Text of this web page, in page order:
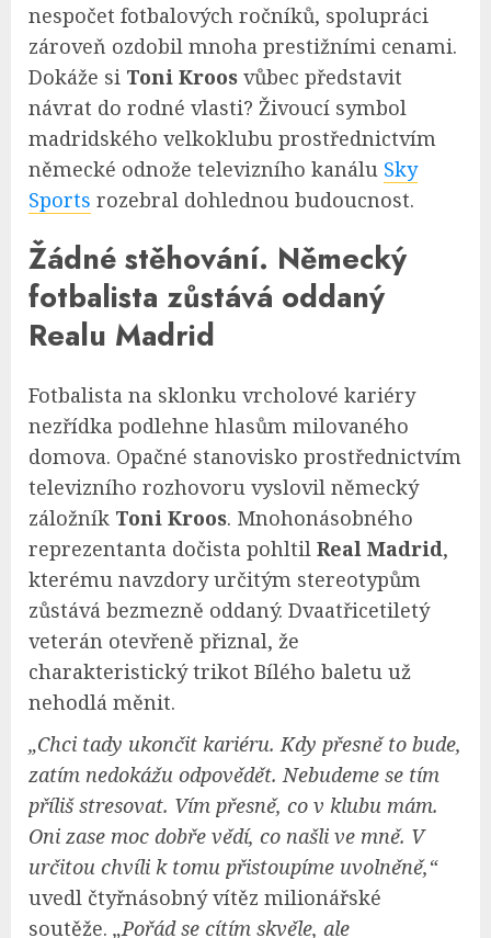
nespočet fotbalových ročníků, spolupráci
zároveň ozdobil mnoha prestižními cenami.
Dokáže si Toni Kroos vůbec představit
návrat do rodné vlasti? Živoucí symbol
madridského velkoklubu prostřednictvím
německé odnože televizního kanálu Sky
Sports rozebral dohlednou budoucnost.
Žádné stěhování. Německý
fotbalista zůstává oddaný
Realu Madrid
Fotbalista na sklonku vrcholové kariéry
nezřídka podlehne hlasům milovaného
domova. Opačné stanovisko prostřednictvím
televizního rozhovoru vyslovil německý
záložník Toni Kroos. Mnohonásobného
reprezentanta dočista pohltil Real Madrid,
kterému navzdory určitým stereotypům
zůstává bezmezně oddaný. Dvaatřicetiletý
veterán otevřeně přiznal, že
charakteristický trikot Bílého baletu už
nehodlá měnit.
„Chci tady ukončit kariéru. Kdy přesně to bude,
zatím nedokážu odpovědět. Nebudeme se tím
příliš stresovat. Vím přesně, co v klubu mám.
Oni zase moc dobře vědí, co našli ve mně. V
určitou chvíli k tomu přistoupíme uvolněně,“
uvedl čtyřnásobný vítěz milionářské
soutěže. „Pořád se cítím skvěle, ale